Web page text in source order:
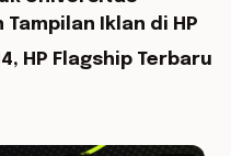
Iklan di HP
HP Flagship Terbaru